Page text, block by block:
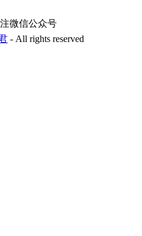
微信公众号
- All rights reserved